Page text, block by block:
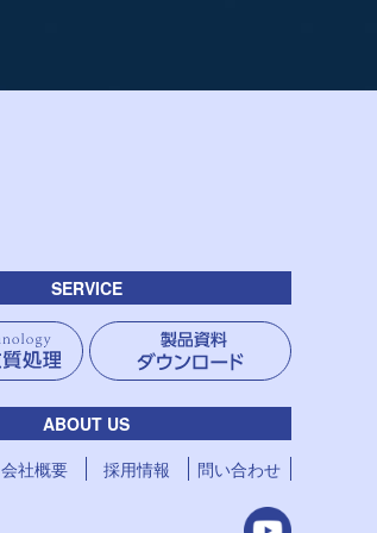
SERVICE
ABOUT US
会社概要 採用情報 問い合わせ